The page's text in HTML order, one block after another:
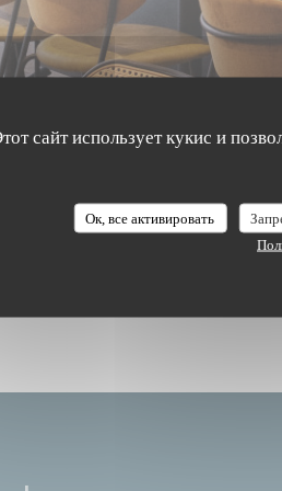
сайт использует кукис и
Ок, все активировать